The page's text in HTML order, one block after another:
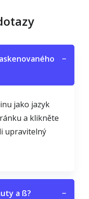
−
jako jazyk
a klikněte
upravitelný
a ß? −